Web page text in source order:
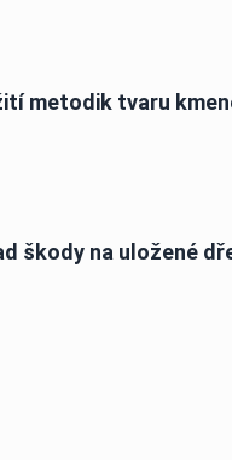
metodik tvaru
škody na uložené